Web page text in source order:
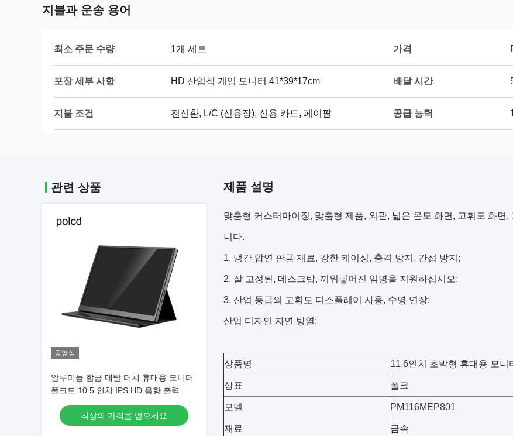
지불과 운송 용어
최소 주문 수량 1개 세트 가격
포장 세부 사항 HD 산업적 게임 모니터 41*39*17cm 배달 시간
지불 조건 전신환, L/C (신용장), 신용 카드, 페이팔 공급 능력
관련 상품
동영상
알루미늄 합금 메탈 터치 휴대용 모니터
폴크드 10.5 인치 IPS HD 음향 출력
최상의 가격을 얻으세요
제품 설명
맞춤형 커스터마이징, 맞춤형 제품, 외관, 넓은 온도 화면, 고휘도 화면
니다.
1. 냉간 압연 판금 재료, 강한 케이싱, 충격 방지, 간섭 방지;
2. 잘 고정된, 데스크탑, 끼워넣어진 임명을 지원하십시오;
3. 산업 등급의 고휘도 디스플레이 사용, 수명 연장;
산업 디자인 자연 방열;
상품명 11.6인치 초박형 휴대용 모니
상표 폴크
모델 PM116MEP801
재료 금속